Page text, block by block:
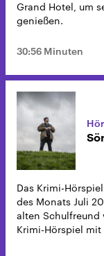
Grand Hotel, um
genießen.
30:56 Minuten
Das Krimi-
des Monats Juli
alten Schulfreund
Krimi-Hörspiel mit